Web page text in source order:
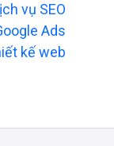
vụ SEO
Ads
kế web